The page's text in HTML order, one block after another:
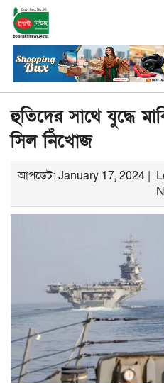
শিরোনাম
বেইমানি করেন জামায়াত আমির:
হুতিদের সাথে যুদ্ধে
সিল নিঁখোজ
আপডেট: January 17, 2024 |